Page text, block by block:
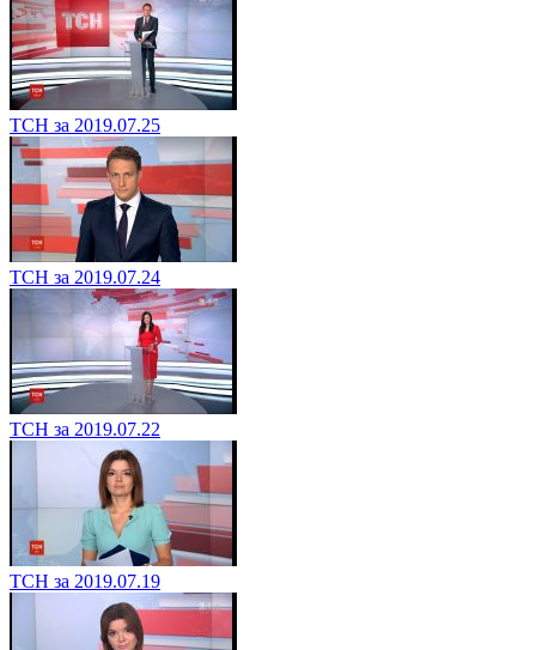
ТСН за 2019.07.25
ТСН за 2019.07.24
ТСН за 2019.07.22
ТСН за 2019.07.19